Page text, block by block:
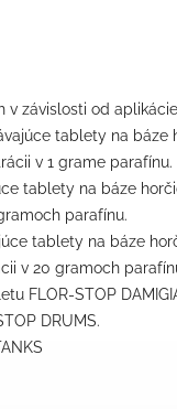
v závislosti od
tablety na báze
v 1 grame parafínu.
tablety na báze
parafínu.
tablety na báze
v 20 gramoch
FLOR-STOP
DRUMS.